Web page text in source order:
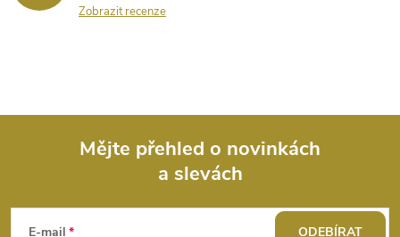
Zobrazit recenze
Mějte přehled o novinkách
a slevách
E-mail ODEBÍRAT